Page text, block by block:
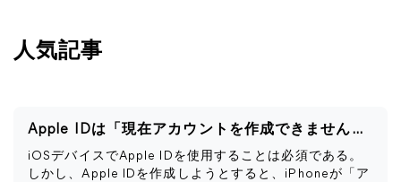
人気記事
Apple IDは「現在アカウントを作成できません」と表示される
iOSデバイスでApple IDを使用することは必須である。
しかし、Apple IDを作成しようとすると、iPhoneが「ア